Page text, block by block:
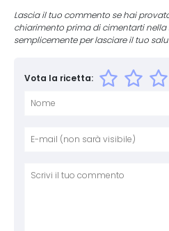
Lascia il tuo commento se hai
chiarimento prima di cimentarti nella
semplicemente per lasciare il tuo
Vota la ricetta: